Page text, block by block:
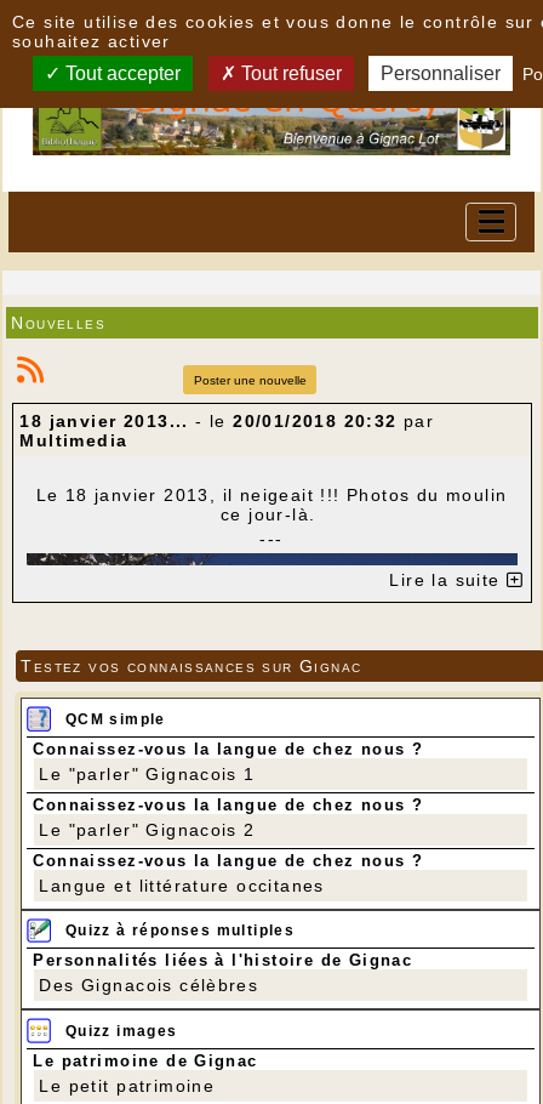
Nouvelles
Poster une nouvelle
18 janvier 2013... - le20/01/2018 20:32 par
Multimedia
Le 18 janvier 2013, il neigeait !!! Photos du moulin
ce jour-là.
---
---
Lire la suite
Testez vos connaissances sur Gignac
QCM simple
Connaissez-vous la langue de chez nous ?
Le "parler" Gignacois 1
Connaissez-vous la langue de chez nous ?
Le "parler" Gignacois 2
Connaissez-vous la langue de chez nous ?
Langue et littérature occitanes
Quizz à réponses multiples
Personnalités liées à l'histoire de Gignac
Des Gignacois célèbres
Quizz images
Le patrimoine de Gignac
Le petit patrimoine
Ce site utilise des cookies et vous donne le contrôle sur
souhaitez activer
Tout accepter Tout refuser Personnaliser